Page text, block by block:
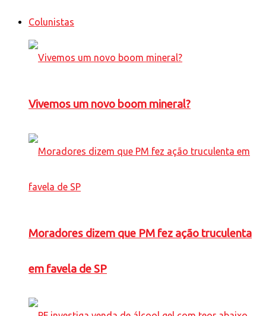
Colunistas
Vivemos um novo boom mineral?
Moradores dizem que PM fez ação truculenta
em favela de SP